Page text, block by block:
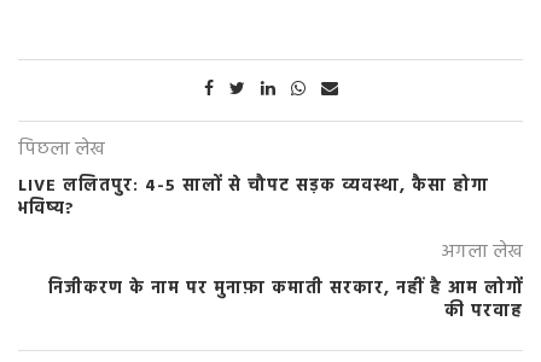
पिछला लेख
LIVE ललितपुर: 4-5 सालों से चौपट सड़क व्यवस्था, कैसा होगा
भविष्य?
अगला लेख
निजीकरण के नाम पर मुनाफ़ा कमाती सरकार, नहीं है आम लोगों
की परवाह